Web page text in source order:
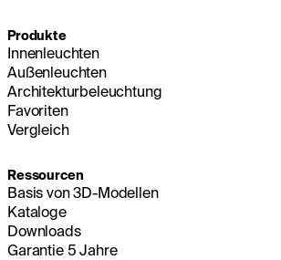
Produkte
Innenleuchten
Außenleuchten
Architekturbeleuchtung
Favoriten
Vergleich
Ressourcen
Basis von 3D-Modellen
Kataloge
Downloads
Garantie 5 Jahre